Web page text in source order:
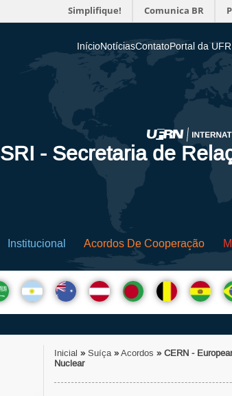
Simplifique! Comunica BR
InícioNotíciasContatoPortal da
SRI - Secretaria de
Institucional Acordos De Cooperação
Inicial »Suíça » Acordos » CERN -
Nuclear